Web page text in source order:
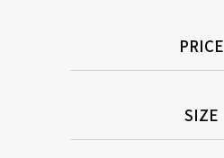
PRICE
SIZE